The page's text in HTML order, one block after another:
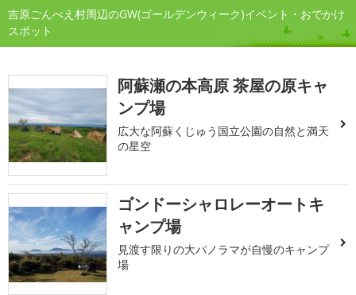
吉原ごんべえ村周辺のGW(ゴールデンウィーク)イベント・おでかけ
スポット
阿蘇瀬の本高原 茶屋の原キャ
ンプ場
広大な阿蘇くじゅう国立公園の自然と満天
の星空
ゴンドーシャロレーオートキ
ャンプ場
見渡す限りの大パノラマが自慢のキャンプ
場